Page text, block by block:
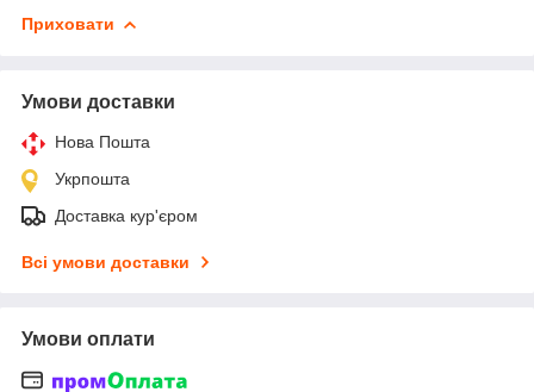
Приховати
Умови доставки
Нова Пошта
Укрпошта
Доставка кур'єром
Всі умови доставки
Умови оплати